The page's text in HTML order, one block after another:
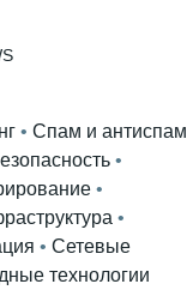
• Спам и антиспам
• Сетевые
технологии